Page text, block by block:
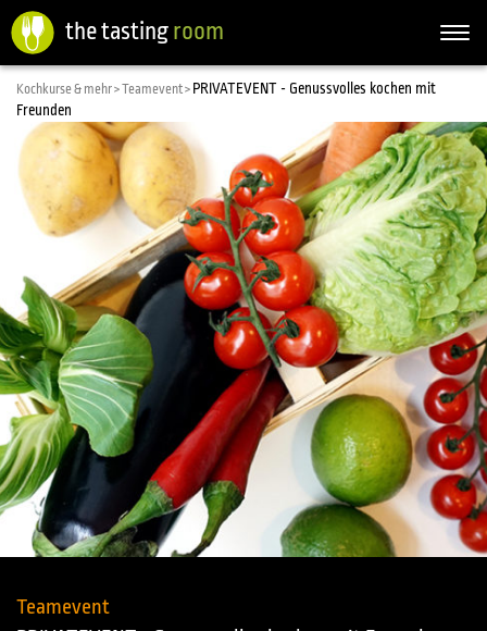
the tasting room
Kochkurse & mehr >Teamevent > PRIVATEVENT - Genussvolles kochen mit
Freunden
Teamevent